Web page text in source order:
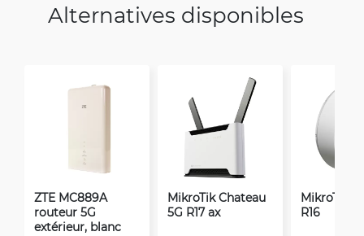
Alternatives disponibles
ZTE MC889A
routeur 5G
extérieur, blanc
MikroTik Chateau
5G R17 ax
MikroTik
R16